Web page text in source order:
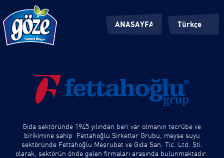
Türkçe
ANASAYFA
Gıda sektöründe 1945 yılından beri var olmanın tecrübe ve
birikimine sahip Fettahoğlu Şirketler Grubu, meyse suyu
sektöründe Fettahoğlu Meşrubat ve Gıda San. Tic. Ltd. Şti.
olarak, sektörün önde gelen firmaları arasında bulunmaktadır.